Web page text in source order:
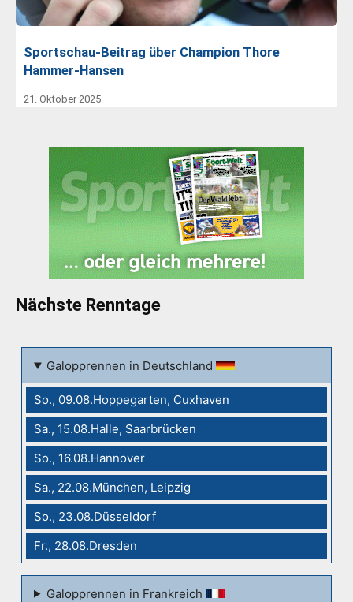
Sportschau-Beitrag über Champion Thore
Hammer-Hansen
21. Oktober 2025
Nächste Renntage
Galopprennen in Deutschland
So., 09.08.Hoppegarten, Cuxhaven
Sa., 15.08.Halle, Saarbrücken
So., 16.08.Hannover
Sa., 22.08.München, Leipzig
So., 23.08.Düsseldorf
Fr., 28.08.Dresden
Galopprennen in Frankreich